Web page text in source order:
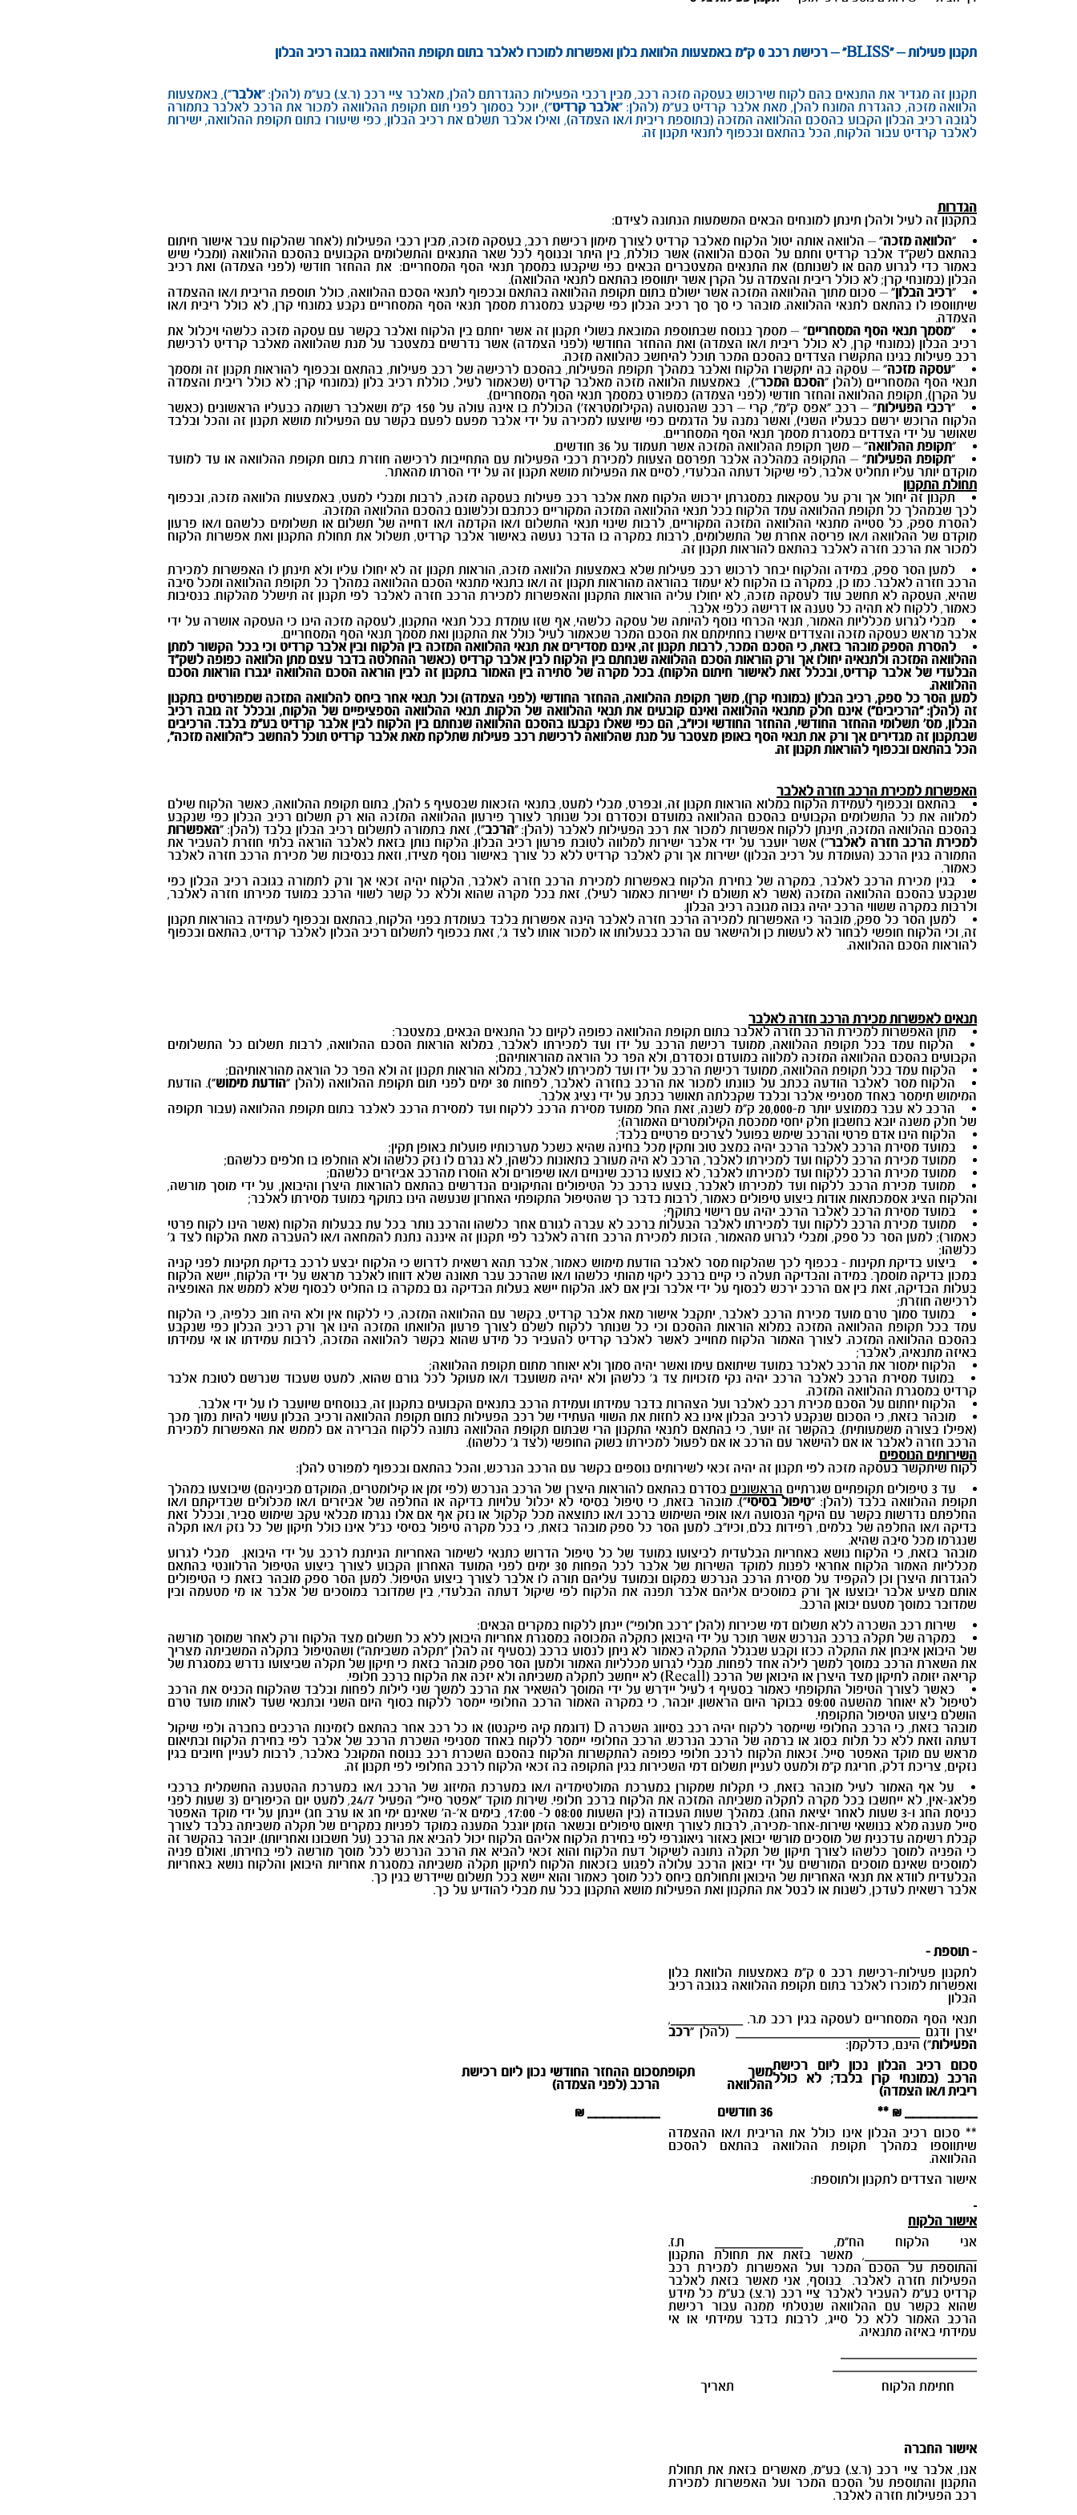
תקנון פעילות – "BLISS" – רכישת רכב 0 ק"מ באמצעות הלוואת בלון ואפשרות למוכרו לאלבר בתום תקופת ההלוואה בגובה רכיב הבלון
תקנון זה מגדיר את התנאים בהם לקוח שירכוש בעסקה מזכה רכב, מבין רכבי הפעילות כהגדרתם להלן, מאלבר ציי רכב (ר.צ.) בע"מ (להלן: "אלבר"), באמצעות
הלוואה מזכה, כהגדרת המונח להלן, מאת אלבר קרדיט בע"מ (להלן: "אלבר קרדיט"), יוכל בסמוך לפני תום תקופת ההלוואה למכור את הרכב לאלבר בתמורה
לגובה רכיב הבלון הקבוע בהסכם ההלוואה המזכה (בתוספת ריבית ו/או הצמדה), ואילו אלבר תשלם את רכיב הבלון, כפי שיעורו בתום תקופת ההלוואה, ישירות
לאלבר קרדיט עבור הלקוח, הכל בהתאם ובכפוף לתנאי תקנון זה.
הגדרות
בתקנון זה לעיל ולהלן תינתן למונחים הבאים המשמעות הנתונה לצידם:
"הלוואה מזכה" – הלוואה אותה יטול הלקוח מאלבר קרדיט לצורך מימון רכישת רכב, בעסקה מזכה, מבין רכבי הפעילות (לאחר שהלקוח עבר אישור חיתום
בהתאם לשק"ד אלבר קרדיט וחתם על הסכם הלוואה) אשר כוללת, בין היתר ובנוסף לכל שאר התנאים והתשלומים הקבועים בהסכם ההלוואה (ומבלי שיש
באמור כדי לגרוע מהם או לשנותם) את התנאים המצטברים הבאים כפי שיקבעו במסמך תנאי הסף המסחריים: את ההחזר חודשי (לפני הצמדה) ואת רכיב
הבלון (במונחי קרן; לא כולל ריבית והצמדה על הקרן אשר יתווספו בהתאם לתנאי ההלוואה).
"רכיב הבלון" – סכום מתוך ההלוואה המזכה אשר ישולם בתום תקופת ההלוואה בהתאם ובכפוף לתנאי הסכם ההלוואה, כולל תוספת הריבית ו/או ההצמדה
שיתווספו לו בהתאם לתנאי ההלוואה. מובהר כי סך סך רכיב הבלון כפי שיקבע במסגרת מסמך תנאי הסף המסחריים נקבע במונחי קרן, לא כולל ריבית ו/או
הצמדה.
"מסמךתנאי הסף המסחריים" – מסמך בנוסח שבתוספת המובאת בשולי תקנון זה אשר יחתם בין הלקוח ואלבר בקשר עם עסקה מזכה כלשהי ויכלול את
רכיב הבלון (במונחי קרן, לא כולל ריבית ו/או הצמדה) ואת ההחזר החודשי (לפני הצמדה) אשר נדרשים במצטבר על מנת שהלוואה מאלבר קרדיט לרכישת
רכב פעילות בגינו התקשרו הצדדים בהסכם המכר תוכל להיחשב כהלוואה מזכה.
"עסקה מזכה" – עסקה בה יתקשרו הלקוח ואלבר במהלך תקופת הפעילות, בהסכם לרכישה של רכב פעילות, בהתאם ובכפוף להוראות תקנון זה ומסמך
תנאי הסף המסחריים (להלן "הסכם המכר"), באמצעות הלוואה מזכה מאלבר קרדיט (שכאמור לעיל, כוללת רכיב בלון (במונחי קרן; לא כולל ריבית והצמדה
על הקרן), תקופת ההלוואה והחזר חודשי (לפני הצמדה) כמפורט במסמך תנאי הסף המסחריים).
"רכבי הפעילות
" – רכב "אפס ק"מ", קרי – רכב שהנסועה (הקילומטראז') הכוללת בו אינה עולה על 150 ק"מ ושאלבר רשומה כבעליו הראשונים (כאשר
הלקוח הרוכש ירשם כבעליו השני), ואשר נמנה על הדגמים כפי שיוצעו למכירה על ידי אלבר מפעם לפעם בקשר עם הפעילות מושא תקנון זה והכל ובלבד
שאושר על ידי הצדדים במסגרת מסמך תנאי הסף המסחריים.
"תקופת ההלוואה" – משך תקופת ההלוואה המזכה אשר תעמוד על 36 חודשים.
"תקופת הפעילות" – התקופה במהלכה אלבר תפרסם הצעות למכירת רכבי הפעילות עם התחייבות לרכישה חוזרת בתום תקופת ההלוואה או עד למועד
מוקדם יותר עליו תחליט אלבר, לפי שיקול דעתה הבלעדי, לסיים את הפעילות מושא תקנון זה על ידי הסרתו מהאתר.
תחולת התקנון
תקנון זה יחול אך ורק על עסקאות במסגרתן ירכוש הלקוח מאת אלבר רכב פעילות בעסקה מזכה, לרבות ומבלי למעט, באמצעות הלוואה מזכה, ובכפוף
לכך שבמהלך כל תקופת ההלוואה עמד הלקוח בכל תנאי ההלוואה המזכה המקוריים ככתבם וכלשונם בהסכם ההלוואה המזכה.
להסרת ספק, כל סטייה מתנאי ההלוואה המזכה המקוריים, לרבות שינוי תנאי התשלום ו/או הקדמה ו/או דחייה של תשלום או תשלומים כלשהם ו/או פרעון
מוקדם של ההלוואה ו/או פריסה אחרת של התשלומים, לרבות במקרה בו הדבר נעשה באישור אלבר קרדיט, תשלול את תחולת התקנון ואת אפשרות הלקוח
למכור את הרכב חזרה לאלבר בהתאם להוראות תקנון זה.
למען הסר ספק, במידה והלקוח יבחר לרכוש רכב פעילות שלא באמצעות הלוואה מזכה, הוראות תקנון זה לא יחולו עליו ולא תינתן לו האפשרות למכירת
הרכב חזרה לאלבר. כמו כן, במקרה בו הלקוח לא יעמוד בהוראה מהוראות תקנון זה ו/או בתנאי מתנאי הסכם ההלוואה במהלך כל תקופת ההלוואה ומכל סיבה
שהיא, העסקה לא תחשב עוד לעסקה מזכה, לא יחולו עליה הוראות התקנון והאפשרות למכירת הרכב חזרה לאלבר לפי תקנון זה תישלל מהלקוח. בנסיבות
כאמור, ללקוח לא תהיה כל טענה או דרישה כלפי אלבר.
מבלי לגרוע מכלליות האמור, תנאי הכרחי נוסף להיותה של עסקה כלשהי, אף שזו עומדת בכל תנאי התקנון, לעסקה מזכה הינו כי העסקה אושרה על ידי
אלבר מראש כעסקה מזכה והצדדים אישרו בחתימתם את הסכם המכר שכאמור לעיל כולל את התקנון ואת מסמך תנאי הסף המסחריים.
להסרת הספק מובהר בזאת, כי הסכם המכר, לרבות תקנון זה, אינם מסדירים את תנאי ההלוואה המזכה בין הלקוח ובין אלבר קרדיט וכי בכל הקשור למתן
ההלוואה המזכה ולתנאיה יחולו אך ורק הוראות הסכם ההלוואה שנחתם בין הלקוח לבין אלבר קרדיט (כאשר ההחלטה בדבר עצם מתן הלוואה כפופה לשק"ד
הבלעדי של אלבר קרדיט, ובכלל זאת לאישור חיתום הלקוח). בכל מקרה של סתירה בין האמור בתקנון זה לבין הוראה הסכם ההלוואה יגברו הוראות הסכם
ההלוואה.
למען הסר כל ספק, רכיב הבלון (במונחי קרן), משך תקופת ההלוואה, ההחזר החודשי (לפני הצמדה) וכל תנאי אחר ביחס להלוואה המזכה שמפורטים בתקנון
זה (להלן: "הרכיבים") אינם חלק מתנאי ההלוואה ואינם קובעים את תנאי ההלוואה של הלקוח. תנאי ההלוואה הספציפיים של הלקוח, ובכלל זה גובה רכיב
הבלון, מס' תשלומי ההחזר החודשי, ההחזר החודשי וכיו"ב, הם כפי שאלו נקבעו בהסכם ההלוואה שנחתם בין הלקוח לבין אלבר קרדיט בע"מ בלבד. הרכיבים
שבתקנון זה מגדירים אך ורק את תנאי הסף באופן מצטבר על מנת שהלוואה לרכישת רכב פעילות שתלקח מאת אלבר קרדיט תוכל להחשב כ"הלוואה מזכה",
הכל בהתאם ובכפוף להוראות תקנון זה.
האפשרות למכירת הרכב חזרה לאלבר
בהתאם ובכפוף לעמידת הלקוח במלוא הוראות תקנון זה, ובפרט, מבלי למעט, בתנאי הזכאות שבסעיף 5 להלן, בתום תקופת ההלוואה, כאשר הלקוח שילם
למלווה את כל התשלומים הקבועים בהסכם ההלוואה במועדם וכסדרם וכל שנותר לצורך פירעון ההלוואה המזכה הוא רק תשלום רכיב הבלון כפי שנקבע
בהסכם ההלוואה המזכה, תינתן ללקוח אפשרות למכור את רכב הפעילות לאלבר (להלן: "הרכב"), זאת בתמורה לתשלום רכיב הבלון בלבד (להלן: "האפשרות
למכירת הרכב חזרה לאלבר") אשר יועבר על ידי אלבר ישירות למלווה לטובת פרעון רכיב הבלון. הלקוח נותן בזאת לאלבר הוראה בלתי חוזרת להעביר את
התמורה בגין הרכב (העומדת על רכיב הבלון) ישירות אך ורק לאלבר קרדיט ללא כל צורך באישור נוסף מצידו, וזאת בנסיבות של מכירת הרכב חזרה לאלבר
כאמור.
בגין מכירת הרכב לאלבר, במקרה של בחירת הלקוח באפשרות למכירת הרכב חזרה לאלבר, הלקוח יהיה זכאי אך ורק לתמורה בגובה רכיב הבלון כפי
שנקבע בהסכם ההלוואה המזכה (אשר לא תשולם לו ישירות כאמור לעיל), זאת בכל מקרה שהוא וללא כל קשר לשווי הרכב במועד מכירתו חזרה לאלבר,
ולרבות במקרה ששווי הרכב יהיה גבוה מגובה רכיב הבלון.
למען הסר כל ספק, מובהר כי האפשרות למכירה הרכב חזרה לאלבר הינה אפשרות בלבד בעומדת בפני הלקוח, בהתאם ובכפוף לעמידה בהוראות תקנון
זה, וכי הלקוח חופשי לבחור לא לעשות כן ולהישאר עם הרכב בבעלותו או למכור אותו לצד ג', זאת בכפוף לתשלום רכיב הבלון לאלבר קרדיט, בהתאם ובכפוף
להוראות הסכם ההלוואה.
תנאים לאפשרות מכירת הרכב חזרה לאלבר
מתן האפשרות למכירת הרכב חזרה לאלבר בתום תקופת ההלוואה כפופה לקיום כל התנאים הבאים, במצטבר:
הלקוח עמד בכל תקופת ההלוואה, ממועד רכישת הרכב על ידו ועד למכירתו לאלבר, במלוא הוראות הסכם ההלוואה, לרבות תשלום כל התשלומים
הקבועים בהסכם ההלוואה המזכה למלווה במועדם וכסדרם, ולא הפר כל הוראה מהוראותיהם;
הלקוח עמד בכל תקופת ההלוואה, ממועד רכישת הרכב על ידו ועד למכירתו לאלבר, במלוא הוראות תקנון זה ולא הפר כל הוראה מהוראותיהם;
הלקוח מסר לאלבר הודעה בכתב על כוונתו למכור את הרכב בחזרה לאלבר, לפחות 30 ימים לפני תום תקופת ההלוואה (להלן "
הודעת מימוש"). הודעת
המימוש תימסר באחד מסניפי אלבר ובלבד שקבלתה תאושר בכתב על ידי נציג אלבר.
הרכב לא עבר בממוצע יותר מ-20,000 ק"מ לשנה, זאת החל ממועד מסירת הרכב ללקוח ועד למסירת הרכב לאלבר בתום תקופת ההלוואה (עבור תקופה
של חלק משנה יובא בחשבון חלק יחסי ממכסת הקילומטרים האמורה);
הלקוח הינו אדם פרטי והרכב שימש בפועל לצרכים פרטיים בלבד;
במועד מסירת הרכב לאלבר הרכב יהיה במצב טוב ותקין מכל בחינה שהיא כשכל מערכותיו פועלות באופן תקין;
ממועד מכירת הרכב ללקוח ועד למכירתו לאלבר, הרכב לא היה מעורב בתאונות כלשהן, לא נגרם לו נזק כלשהו ולא הוחלפו בו חלפים כלשהם;
ממועד מכירת הרכב ללקוח ועד למכירתו לאלבר, לא בוצעו ברכב שינויים ו/או שיפורים ולא הוסרו מהרכב אביזרים כלשהם;
ממועד מכירת הרכב ללקוח ועד למכירתו לאלבר, בוצעו ברכב כל הטיפולים והתיקונים הנדרשים בהתאם להוראות היצרן והיבואן, על ידי מוסך מורשה,
והלקוח הציג אסמכתאות אודות ביצוע טיפולים כאמור, לרבות בדבר כך שהטיפול התקופתי האחרון שנעשה הינו בתוקף במועד מסירתו לאלבר;
במועד מסירת הרכב לאלבר הרכב יהיה עם רישוי בתוקף;
ממועד מכירת הרכב ללקוח ועד למכירתו לאלבר הבעלות ברכב לא עברה לגורם אחר כלשהו והרכב נותר בכל עת בבעלות הלקוח (אשר הינו לקוח פרטי
כאמור); למען הסר כל ספק, ומבלי לגרוע מהאמור, הזכות למכירת הרכב חזרה לאלבר לפי תקנון זה איננה נתנת להמחאה ו/או להעברה מאת הלקוח לצד ג'
כלשהו;
ביצוע בדיקת תקינות - בכפוף לכך שהלקוח מסר לאלבר הודעת מימוש כאמור, אלבר תהא רשאית לדרוש כי הלקוח יבצע לרכב בדיקת תקינות לפני קניה
במכון בדיקה מוסמך. במידה והבדיקה תעלה כי קיים ברכב ליקוי מהותי כלשהו ו/או שהרכב עבר תאונה שלא דווחו לאלבר מראש על ידי הלקוח, יישא הלקוח
בעלות הבדיקה, זאת בין אם הרכב ירכש לבסוף על ידי אלבר ובין אם לאו. הלקוח יישא בעלות הבדיקה גם במקרה בו החליט לבסוף שלא לממש את האופציה
לרכישה חוזרת;
במועד סמוך טרם מועד מכירת הרכב לאלבר, יתקבל אישור מאת אלבר קרדיט, בקשר עם ההלוואה המזכה, כי ללקוח אין ולא היה חוב כלפיה, כי הלקוח
עמד בכל תקופת ההלוואה המזכה במלוא הוראות ההסכם וכי כל שנותר ללקוח לשלם לצורך פרעון הלוואתו המזכה הינו אך ורק רכיב הבלון כפי שנקבע
בהסכם ההלוואה המזכה. לצורך האמור הלקוח מחוייב לאשר לאלבר קרדיט להעביר כל מידע שהוא בקשר להלוואה המזכה, לרבות עמידתו או אי עמידתו
באיזה מתנאיה, לאלבר;
הלקוח ימסור את הרכב לאלבר במועד שיתואם עימו ואשר יהיה סמוך ולא יאוחר מתום תקופת ההלוואה;
במועד מסירת הרכב לאלבר הרכב יהיה נקי מזכויות צד ג' כלשהן ולא יהיה משועבד ו/או מעוקל לכל גורם שהוא, למעט שעבוד שנרשם לטובת אלבר
קרדיט במסגרת ההלוואה המזכה.
הלקוח יחתום על הסכם מכירת רכב לאלבר ועל הצהרות בדבר עמידתו ועמידת הרכב בתנאים הקבועים בתקנון זה, בנוסחים שיועבר לו על ידי אלבר.
מובהר בזאת, כי הסכום שנקבע לרכיב הבלון אינו בא לחזות את השווי העתידי של רכב הפעילות בתום תקופת ההלוואה ורכיב הבלון עשוי להיות נמוך מכך
(אפילו בצורה משמעותית). בהקשר זה יוער, כי בהתאם לתנאי התקנון הרי שבתום תקופת ההלוואה נתונה ללקוח הברירה אם לממש את האפשרות למכירת
הרכב חזרה לאלבר או אם להישאר עם הרכב או אם לפעול למכירתו בשוק החופשי (לצד ג' כלשהו).
השירותים הנוספים
לקוח שיתקשר בעסקה מזכה לפי תקנון זה יהיה זכאי לשירותים נוספים בקשר עם הרכב הנרכש, והכל בהתאם ובכפוף למפורט להלן:
עד 3 טיפולים תקופתיים שגרתיים
הראשונים בסדרם בהתאם להוראות היצרן של הרכב הנרכש (לפי זמן או קילומטרים, המוקדם מביניהם) שיבוצעו במהלך
תקופת ההלוואה בלבד (להלן: "טיפול בסיסי"). מובהר בזאת, כי טיפול בסיסי לא יכלול עלויות בדיקה או החלפה של אביזרים ו/או מכלולים שבדיקתם ו/או
החלפתם נדרשות בקשר עם היקף הנסועה ו/או אופי השימוש ברכב ו/או כתוצאה מכל קלקול או נזק אף אם אלו נגרמו מבלאי עקב שימוש סביר, ובכלל זאת
בדיקה ו/או החלפה של בלמים, רפידות בלם, וכיו"ב. למען הסר כל ספק מובהר בזאת, כי בכל מקרה טיפול בסיסי כנ"ל אינו כולל תיקון של כל נזק ו/או תקלה
שנגרמו מכל סיבה שהיא.
מובהר בזאת, כי הלקוח נושא באחריות הבלעדית לביצועו במועד של כל טיפול הדרוש כתנאי לשימור האחריות הניתנת לרכב על ידי היבואן. מבלי לגרוע
מכלליות האמור הלקוח אחראי לפנות למוקד השירות של אלבר לכל הפחות 30 ימים לפני המועד האחרון הקבוע לצורך ביצוע הטיפול הרלוונטי בהתאם
להגדרות היצרן וכן להקפיד על מסירת הרכב הנרכש במקום ובמועד עליהם תורה לו אלבר לצורך ביצוע הטיפול. למען הסר ספק מובהר בזאת כי הטיפולים
אותם מציע אלבר יבוצעו אך ורק במוסכים אליהם אלבר תפנה את הלקוח לפי שיקול דעתה הבלעדי, בין שמדובר במוסכים של אלבר או מי מטעמה ובין
שמדובר במוסך מטעם יבואן הרכב.
שירות רכב השכרה ללא תשלום דמי שכירות (להלן "רכב חלופי") יינתן ללקוח במקרים הבאים:
במקרה של תקלה ברכב הנרכש אשר תוכר על ידי היבואן כתקלה המכוסה במסגרת אחריות היבואן ללא כל תשלום מצד הלקוח ורק לאחר שמוסך מורשה
של היבואן איבחן את התקלה ככזו וקבע שבגלל התקלה כאמור לא ניתן לנסוע ברכב (בסעיף זה להלן "תקלה משביתה") ושהטיפול בתקלה המשביתה מצריך
את השארת הרכב במוסך למשך לילה אחד לפחות. מבלי לגרוע מכלליות האמור ולמען הסר ספק מובהר בזאת כי תיקון של תקלה שביצועו נדרש במסגרת של
קריאה יזומה לתיקון מצד היצרן או היבואן של הרכב (Recall) לא ייחשב לתקלה משביתה ולא יזכה את הלקוח ברכב חלופי.
כאשר לצורך הטיפול התקופתי כאמור בסעיף ‎1 לעיל יידרש על ידי המוסך להשאיר את הרכב למשך שני לילות לפחות ובלבד שהלקוח הכניס את הרכב
לטיפול לא יאוחר מהשעה 09:00 בבוקר היום הראשון. יובהר, כי במקרה האמור הרכב החלופי יימסר ללקוח בסוף היום השני ובתנאי שעד לאותו מועד טרם
הושלם ביצוע הטיפול התקופתי.
מובהר בזאת, כי הרכב החלופי שיימסר ללקוח יהיה רכב בסיווג השכרה D (דוגמת קיה פיקנטו) או כל רכב אחר בהתאם לזמינות הרכבים בחברה ולפי שיקול
דעתה וזאת ללא כל תלות בסוג או ברמה של הרכב הנרכש. הרכב החלופי יימסר ללקוח באחד מסניפי השכרת הרכב של אלבר לפי בחירת הלקוח ובתיאום
מראש עם מוקד האפטר סייל. זכאות הלקוח לרכב חלופי כפופה להתקשרות הלקוח בהסכם השכרת רכב בנוסח המקובל באלבר, לרבות לעניין חיובים בגין
נזקים, צריכת דלק, חריגת ק"מ ולמעט לעניין תשלום דמי השכירות בגין התקופה בה זכאי הלקוח לרכב החלופי לפי תקנון זה.
על אף האמור לעיל מובהר בזאת, כי תקלות שמקורן במערכת המולטימדיה ו/או במערכת המיזוג של הרכב ו/או במערכת ההטענה החשמלית ברכבי
פלאג-אין, לא ייחשבו בכל מקרה לתקלה משביתה המזכה את הלקוח ברכב חלופי. שירות מוקד "אפטר סייל"
הפעיל 24/7, למעט יום הכיפורים (3 שעות לפני
כניסת החג ו-3 שעות לאחר יציאת החג). במהלך שעות העבודה (בין השעות 08:00 ל- 17:00, בימים א'-ה' שאינם ימי חג או ערב חג) יינתן על ידי מוקד האפטר
סייל מענה מלא בנושאי שירות-אחר-מכירה, לרבות לצורך תיאום טיפולים ובשאר הזמן יוגבל המענה במוקד לפניות במקרים של תקלה משביתה בלבד לצורך
קבלת רשימה עדכנית של מוסכים מורשי יבואן באזור גיאוגרפי לפי בחירת הלקוח אליהם הלקוח יכול להביא את הרכב (על חשבונו ואחריותו). יובהר בהקשר זה
כי הפניה למוסך כלשהו לצורך תיקון של תקלה נתונה לשיקול דעת הלקוח והוא זכאי להביא את הרכב הנרכש לכל מוסך מורשה לפי בחירתו, ואולם פניה
למוסכים שאינם מוסכים המורשים על ידי יבואן הרכב עלולה לפגוע בזכאות הלקוח לתיקון תקלה משביתה במסגרת אחריות היבואן והלקוח נושא באחריות
הבלעדית לוודא את תנאי האחריות של היבואן ותחולתם ביחס לכל מוסך כאמור והוא יישא בכל תשלום שיידרש בגין כך.
אלבר רשאית לעדכן, לשנות או לבטל את התקנון ואת הפעילות מושא התקנון בכל עת מבלי להודיע על כך.
- תוספת -
לתקנון פעילות-רכישת רכב 0 ק"מ באמצעות הלוואת בלון
ואפשרות למוכרו לאלבר בתום תקופת ההלוואה בגובה רכיב
הבלון
תנאי הסף המסחריים לעסקה בגין רכב מ.ר. _________,
יצרן ודגם _______________________ (להלן "רכב
הפעילות") הינם, כדלקמן:
סכום רכיב הבלון נכון ליום רכישת
הרכב (במונחי קרן בלבד; לא כולל
ריבית ו/או הצמדה)
משך תקופת
ההלוואה
סכום ההחזר החודשי נכון ליום רכישת
הרכב (לפני הצמדה)
_________ ₪ **
36 חודשים
_________ ₪
** סכום רכיב הבלון אינו כולל את הריבית ו/או ההצמדה
שיתווספו במהלך תקופת ההלוואה בהתאם להסכם
ההלוואה.
אישור הצדדים לתקנון ולתוספת:
אישור הלקוח
אני הלקוח הח"מ, ___________ ת.ז.
______________, מאשר בזאת את תחולת התקנון
והתוספת על הסכם המכר ועל האפשרות למכירת רכב
הפעילות חזרה לאלבר. בנוסף, אני מאשר בזאת לאלבר
קרדיט בע"מ להעביר לאלבר ציי רכב (ר.צ.) בע"מ כל מידע
שהוא בקשר עם ההלוואה שנטלתי ממנה עבור רכישת
הרכב האמור ללא כל סייג, לרבות בדבר עמידתי או אי
עמידתי באיזה מתנאיה.
חתימת הלקוח תאריך
אישור החברה
אנו, אלבר ציי רכב (ר.צ.) בע"מ, מאשרים בזאת את תחולת
התקנון והתוספת על הסכם המכר ועל האפשרות למכירת
רכב הפעילות חזרה לאלבר.